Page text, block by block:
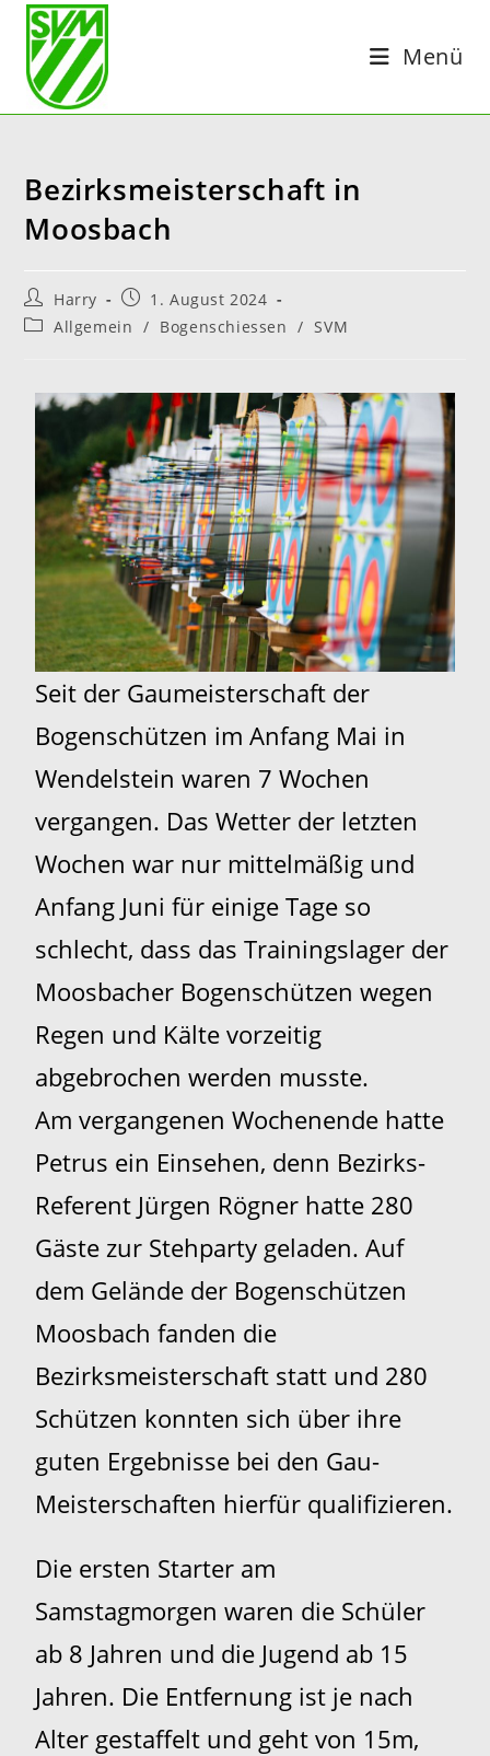
Menü
Bezirksmeisterschaft in
Moosbach
Harry
1. August 2024
Allgemein / Bogenschiessen / SVM
Seit der Gaumeisterschaft der
Bogenschützen im Anfang Mai in
Wendelstein waren 7 Wochen
vergangen. Das Wetter der letzten
Wochen war nur mittelmäßig und
Anfang Juni für einige Tage so
schlecht, dass das Trainingslager der
Moosbacher Bogenschützen wegen
Regen und Kälte vorzeitig
abgebrochen werden musste.
Am vergangenen Wochenende hatte
Petrus ein Einsehen, denn Bezirks-
Referent Jürgen Rögner hatte 280
Gäste zur Stehparty geladen. Auf
dem Gelände der Bogenschützen
Moosbach fanden die
Bezirksmeisterschaft statt und 280
Schützen konnten sich über ihre
guten Ergebnisse bei den Gau-
Meisterschaften hierfür qualifizieren.
Die ersten Starter am
Samstagmorgen waren die Schüler
ab 8 Jahren und die Jugend ab 15
Jahren. Die Entfernung ist je nach
Alter gestaffelt und geht von 15m,